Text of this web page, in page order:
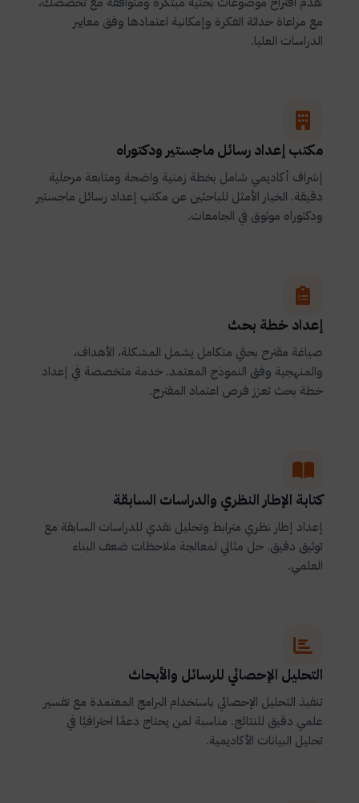
مع مراعاة حداثة الفكرة وإمكانية اعتمادها وفق معايير
الدراسات العليا.
مكتب إعداد رسائل ماجستير ودكتوراه
إشراف أكاديمي شامل بخطة زمنية واضحة ومتابعة مرحلية
دقيقة. الخيار الأمثل للباحثين عن مكتب إعداد رسائل ماجستير
ودكتوراه موثوق في الجامعات.
إعداد خطة بحث
صياغة مقترح بحثي متكامل يشمل المشكلة، الأهداف،
والمنهجية وفق النموذج المعتمد. خدمة متخصصة في إعداد
خطة بحث تعزز فرص اعتماد المقترح.
كتابة الإطار النظري والدراسات السابقة
إعداد إطار نظري مترابط وتحليل نقدي للدراسات السابقة مع
توثيق دقيق. حل مثالي لمعالجة ملاحظات ضعف البناء
العلمي.
التحليل الإحصائي للرسائل والأبحاث
تنفيذ التحليل الإحصائي باستخدام البرامج المعتمدة مع تفسير
علمي دقيق للنتائج. مناسبة لمن يحتاج دعمًا احترافيًا في
تحليل البيانات الأكاديمية.